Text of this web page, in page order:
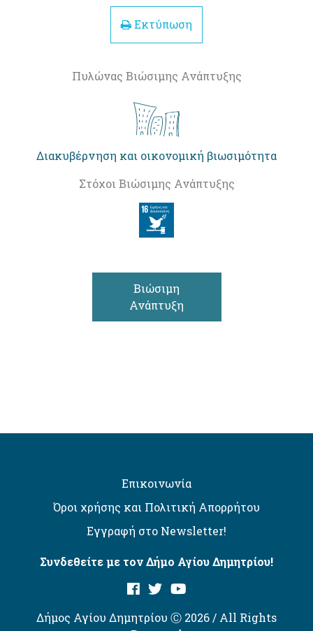
Εκτύπωση
Πυλώνας Βιώσιμης Ανάπτυξης
Διακυβέρνηση και οικονομική βιωσιμότητα
Στόχοι Βιώσιμης Ανάπτυξης
Βιώσιμη
Ανάπτυξη
Επικοινωνία
Όροι χρήσης και Πολιτική Απορρήτου
Εγγραφή στο Newsletter!
Συνδεθείτε με τον Δήμο Αγίου Δημητρίου!
Δήμος Αγίου Δημητρίου Ⓒ 2026 / All Rights